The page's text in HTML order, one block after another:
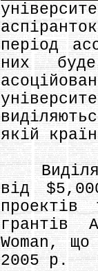
період
них
якій
від
проектів
грантів
Woman,
2005 р.